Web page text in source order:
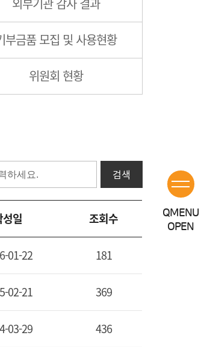
부금품 모집 및 사용현황
위원회 현황
검색
성일 조회수
01-22 181
02-21 369
03-29 436
QMENU
OPEN